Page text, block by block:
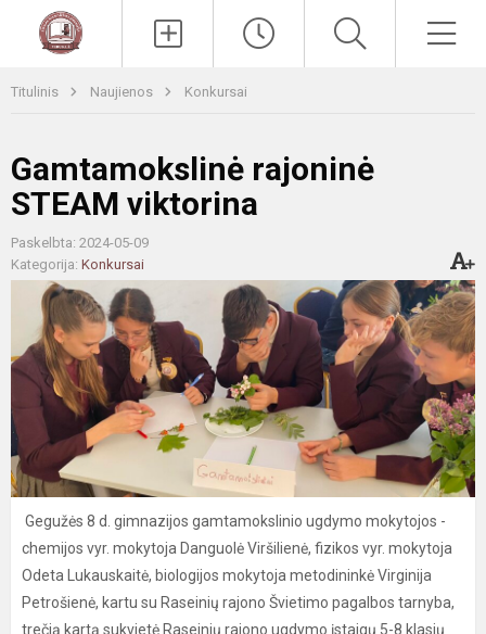
Titulinis Naujienos Konkursai
Gamtamokslinė rajoninė
STEAM viktorina
Paskelbta: 2024-05-09
Kategorija: Konkursai
Gegužės 8 d. gimnazijos gamtamokslinio ugdymo mokytojos -
chemijos vyr. mokytoja Danguolė Viršilienė, fizikos vyr. mokytoja
Odeta Lukauskaitė, biologijos mokytoja metodininkė Virginija
Petrošienė, kartu su Raseinių rajono Švietimo pagalbos tarnyba,
trečią kartą sukvietė Raseinių rajono ugdymo įstaigų 5-8 klasių